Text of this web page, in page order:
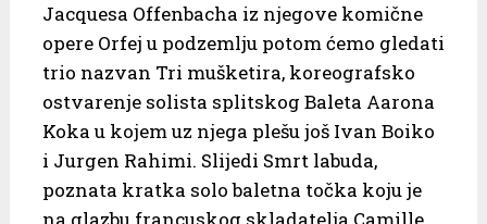
Jacquesa Offenbacha iz njegove komične
opere Orfej u podzemlju potom ćemo gledati
trio nazvan Tri mušketira, koreografsko
ostvarenje solista splitskog Baleta Aarona
Koka u kojem uz njega plešu još Ivan Boiko
i Jurgen Rahimi. Slijedi Smrt labuda,
poznata kratka solo baletna točka koju je